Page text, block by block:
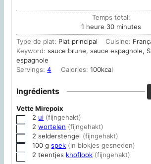
Temps total:
1heure
heure 30minutes
minutes
Type de plat: Plat principal Cuisine:
Keyword:sauce brune, sauce espagnole,
espagnole
Servings:4 Calories:100kcal
Ingrédients
Vette Mirepoix
▢
2 ui (fijngehakt)
▢
2 wortelen (fijngehakt)
▢
2 selderstengel (fijngehakt)
▢
100 g spek (in blokjes gesneden)
▢
2 teentjes knoflook (fijngehakt)